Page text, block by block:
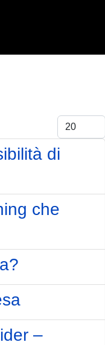
Visualizza #
di
che
–